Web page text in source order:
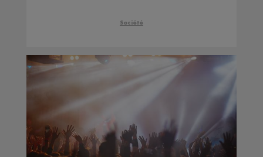
Société